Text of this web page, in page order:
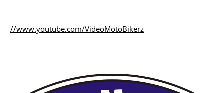
//www.youtube.com/VideoMotoBikerz